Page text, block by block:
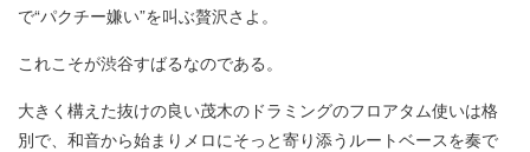
で“パクチー嫌い”を叫ぶ贅沢さよ。
これこそが渋谷すばるなのである。
大きく構えた抜けの良い茂木のドラミングのフロアタム使いは格
別で、和音から始まりメロにそっと寄り添うルートベースを奏で